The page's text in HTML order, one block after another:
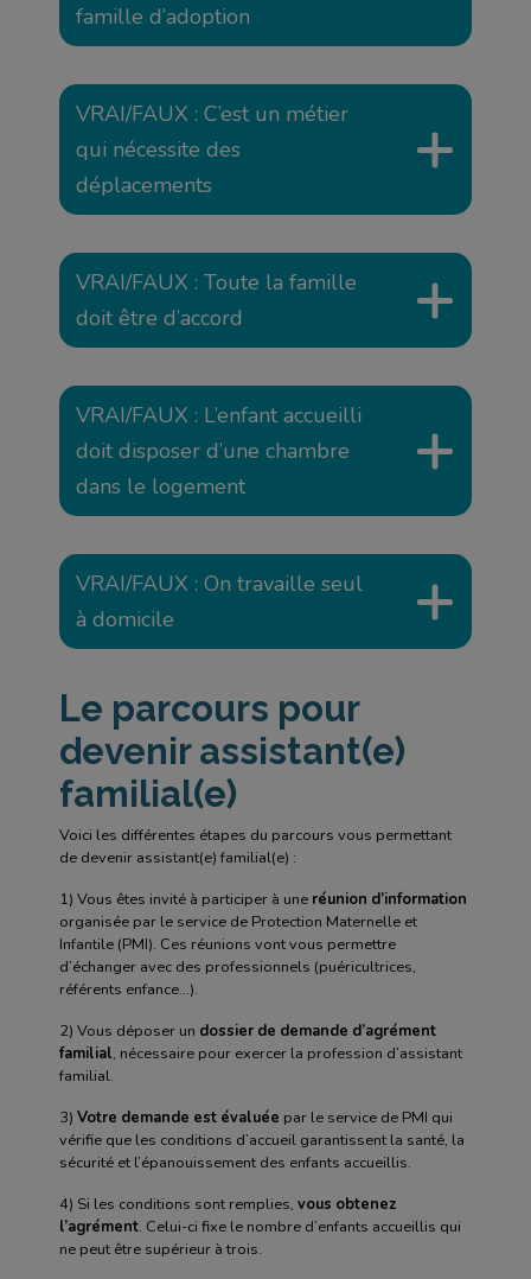
famille d’adoption
VRAI/FAUX : C’est un métier
qui nécessite des
déplacements
VRAI/FAUX : Toute la famille
doit être d’accord
VRAI/FAUX : L’enfant accueilli
doit disposer d’une chambre
dans le logement
VRAI/FAUX : On travaille seul
à domicile
Le parcours pour
devenir assistant(e)
familial(e)
Voici les différentes étapes du parcours vous permettant
de devenir assistant(e) familial(e) :
1) Vous êtes invité à participer à une réunion d’information
organisée par le service de Protection Maternelle et
Infantile (PMI). Ces réunions vont vous permettre
d’échanger avec des professionnels (puéricultrices,
référents enfance…).
2) Vous déposer un dossier de demande d’agrément
familial, nécessaire pour exercer la profession d’assistant
familial.
3) Votre demande est évaluée par le service de PMI qui
vérifie que les conditions d’accueil garantissent la santé, la
sécurité et l’épanouissement des enfants accueillis.
4) Si les conditions sont remplies, vous obtenez
l’agrément. Celui-ci fixe le nombre d’enfants accueillis qui
ne peut être supérieur à trois.